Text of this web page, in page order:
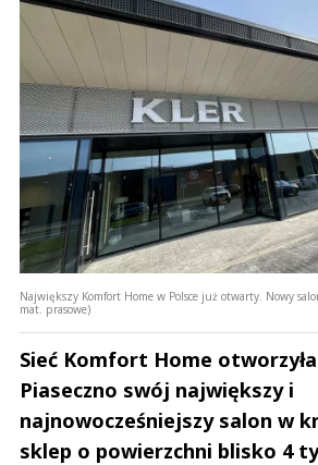
Największy Komfort Home w Polsce już otwarty. Nowy
mat. prasowe)
Sieć Komfort Home
Piaseczno swój największy i
najnowocześniejszy salon w
sklep o powierzchni blisko 4